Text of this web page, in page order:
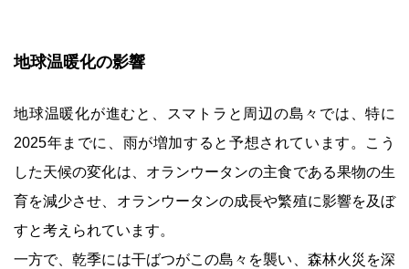
地球温暖化の影響
地球温暖化が進むと、スマトラと周辺の島々では、特に
2025年までに、雨が増加すると予想されています。こう
した天候の変化は、オランウータンの主食である果物の生
育を減少させ、オランウータンの成長や繁殖に影響を及ぼ
すと考えられています。
一方で、乾季には干ばつがこの島々を襲い、森林火災を深